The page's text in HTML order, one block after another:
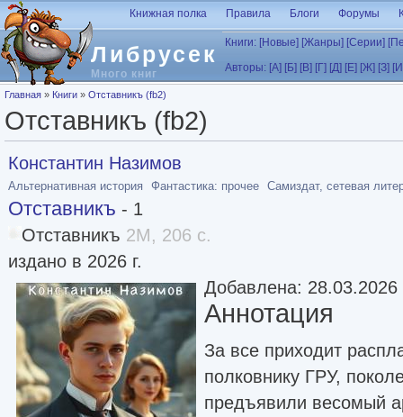
Перейти к основному содержанию
Либрусек
Много книг
Книжная полка Правила Блоги Форумы
Книги: [Новые] [Жанры] [Серии]
Авторы: [А] [Б] [В] [Г] [Д] [Е] [Ж] [З]
Вы здесь
Главная » Книги » Отставникъ (fb2)
Отставникъ (fb2)
Константин Назимов
Альтернативная история Фантастика: прочее Самиздат, сетевая
Отставникъ - 1
Отставникъ 2M, 206 с.
издано в 2026 г.
Добавлена: 28.03.2026
Аннотация
За все приходит
полковнику ГРУ,
предъявили весомый